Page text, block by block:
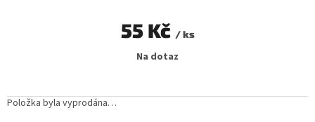
Položka byla vyprodána…
55 Kč / ks
cena:Na dotaz